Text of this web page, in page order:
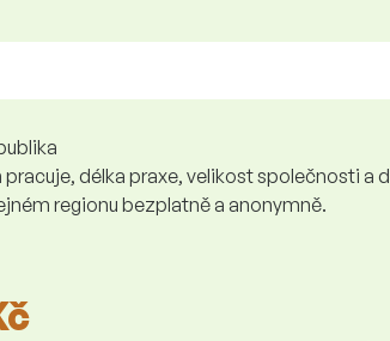
délka praxe, velikost společnosti a
regionu bezplatně a anonymně.